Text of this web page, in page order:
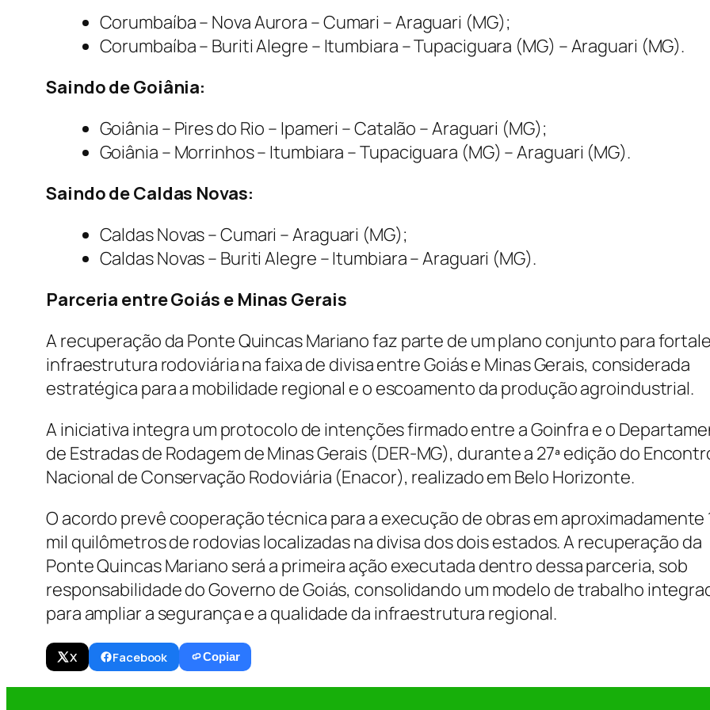
X Facebook Copiar
Corumbaíba – Nova Aurora – Cumari – Araguari (MG);
Corumbaíba – Buriti Alegre – Itumbiara – Tupaciguara (MG) – Araguari (MG).
Saindo de Goiânia:
Goiânia – Pires do Rio – Ipameri – Catalão – Araguari (MG);
Goiânia – Morrinhos – Itumbiara – Tupaciguara (MG) – Araguari (MG).
Saindo de Caldas Novas:
Caldas Novas – Cumari – Araguari (MG);
Caldas Novas – Buriti Alegre – Itumbiara – Araguari (MG).
Parceria entre Goiás e Minas Gerais
A recuperação da Ponte Quincas Mariano faz parte de um plano conjunto para
infraestrutura rodoviária na faixa de divisa entre Goiás e Minas Gerais, considerada
estratégica para a mobilidade regional e o escoamento da produção agroindustrial.
A iniciativa integra um protocolo de intenções firmado entre a Goinfra e o
de Estradas de Rodagem de Minas Gerais (DER-MG), durante a 27ª edição do
Nacional de Conservação Rodoviária (Enacor), realizado em Belo Horizonte.
O acordo prevê cooperação técnica para a execução de obras em aproximadamente
mil quilômetros de rodovias localizadas na divisa dos dois estados. A recuperação da
Ponte Quincas Mariano será a primeira ação executada dentro dessa parceria, sob
responsabilidade do Governo de Goiás, consolidando um modelo de trabalho
para ampliar a segurança e a qualidade da infraestrutura regional.